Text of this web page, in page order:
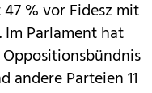
% vor Fidesz mit
Parlament hat
Oppositionsbündnis
andere Parteien 11